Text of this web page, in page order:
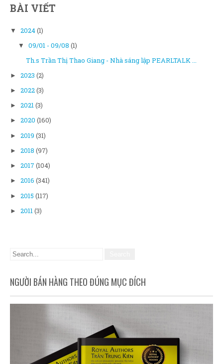
BÀI VIẾT
▼ 2024(1)
▼ 09/01 - 09/08 (1)
Th.s Trần Thị Thao Giang - Nhà sáng lập PEARLTALK ...
► 2023 (2)
► 2022(3)
► 2021(3)
► 2020 (160)
► 2019 (31)
► 2018 (97)
► 2017 (104)
► 2016 (341)
► 2015 (117)
► 2011(3)
NGƯỜI BÁN HÀNG THEO ĐÚNG MỤC ĐÍCH